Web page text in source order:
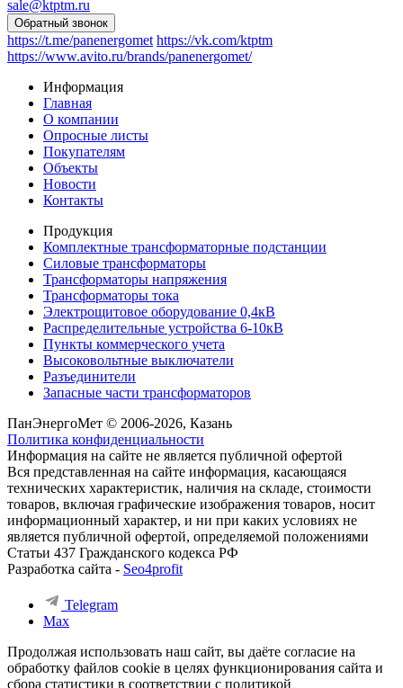
sale@ktptm.ru
https://t.me/panenergomet https://vk.com/ktptm
https://www.avito.ru/brands/panenergomet/
Информация
Главная
О компании
Опросные листы
Покупателям
Объекты
Новости
Контакты
Продукция
Комплектные трансформаторные подстанции
Силовые трансформаторы
Трансформаторы напряжения
Трансформаторы тока
Электрощитовое оборудование 0,4кВ
Распределительные устройства 6-10кВ
Пункты коммерческого учета
Высоковольтные выключатели
Разъединители
Запасные части трансформаторов
ПанЭнергоМет © 2006-2026, Казань
Политика конфиденциальности
Информация на сайте не является публичной офертой
Вся представленная на сайте информация, касающаяся
технических характеристик, наличия на складе, стоимости
товаров, включая графические изображения товаров, носит
информационный характер, и ни при каких условиях не
является публичной офертой, определяемой положениями
Статьи 437 Гражданского кодекса РФ
Разработка сайта - Seo4profit
Telegram
Max
Продолжая использовать наш сайт, вы даёте согласие на
обработку файлов cookie в целях функционирования сайта и
сбора статистики в соответствии с политикой